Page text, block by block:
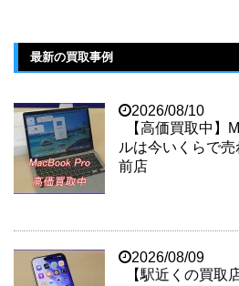
最新の買取事例
2026/08/10
【高価買取中】
ルは今いくらで
前店
2026/08/09
【駅近くの買取